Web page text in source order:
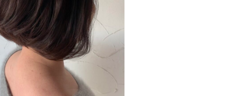
Salon 上津店
Stylist 津田 依里子